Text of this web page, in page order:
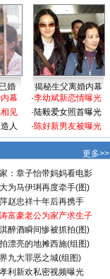
婚
揭秘生父离婚内幕
幕
见
人
·李幼斌新恋情曝光
·陆毅爱女照首曝光
·陈好新男友被曝光
更多>>
：章子怡带妈妈看电影
为马伊琍再度牵手(图)
赵忠祥十年后再携手
富豪老公为家产求生子
醉酒瞬间惨被抓拍(图)
漂亮的地摊西施(组图)
九大罪恶之城(组图)
利新欢私密视频曝光